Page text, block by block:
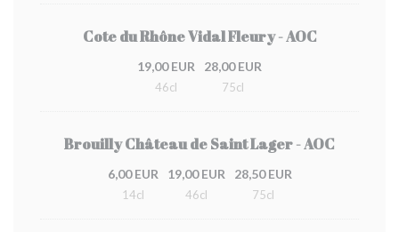
Cote du Rhône Vidal Fleury - AOC
19,00 EUR
46cl
28,00 EUR
75cl
Brouilly Château de Saint Lager - AOC
6,00 EUR
14cl
19,00 EUR
46cl
28,50 EUR
75cl